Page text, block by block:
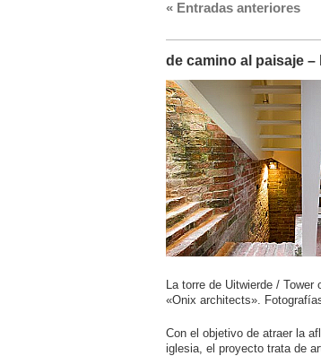
«Entradas anteriores
de camino al paisaje
La torre de Uitwierde /
«Onix architects».
Con el objetivo de atraer la
iglesia, el proyecto trata de